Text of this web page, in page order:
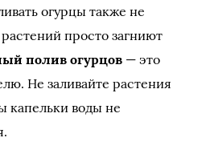
огурцы также не
просто загниют
полив огурцов — это
Не заливайте растения
капельки воды не